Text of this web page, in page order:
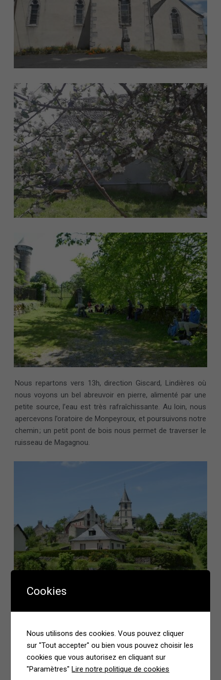
Nous repartons vers 13h, direction Giscard, Lindières où
nous voyons un bel abreuvoir en pierre, alimenté par une
petite source, l’eau est très rafraîchissante. Au loin, nous
apercevons l’oratoire de Monpeyroux, et poursuivons notre
chemin ; un petit pont de bois nous permet de traverser le
ruisseau de Magagnou.
Cookies
Nous utilisons des cookies. Vous pouvez cliquer
sur "Tout accepter" ou bien vous pouvez choisir les
cookies que vous autorisez en cliquant sur
"Paramètres"Lire notre politique de cookies